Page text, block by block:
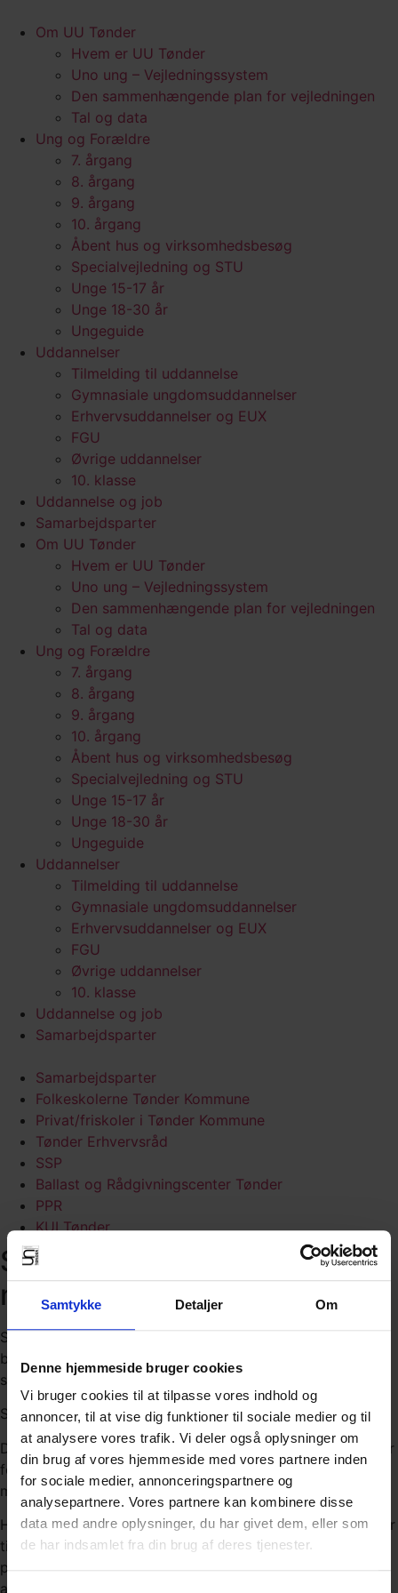
Samtykke Detaljer Om
Denne hjemmeside bruger cookies
Vi bruger cookies til at tilpasse vores indhold og
annoncer, til at vise dig funktioner til sociale medier og til
at analysere vores trafik. Vi deler også oplysninger om
din brug af vores hjemmeside med vores partnere inden
for sociale medier, annonceringspartnere og
analysepartnere. Vores partnere kan kombinere disse
data med andre oplysninger, du har givet dem, eller som
de har indsamlet fra din brug af deres tjenester.
Om UU Tønder
Hvem er UU Tønder
Uno ung – Vejledningssystem
Den sammenhængende plan for vejledningen
Tal og data
Ung og Forældre
7. årgang
8. årgang
9. årgang
10. årgang
Åbent hus og virksomhedsbesøg
Specialvejledning og STU
Unge 15-17 år
Unge 18-30 år
Ungeguide
Uddannelser
Tilmelding til uddannelse
Gymnasiale ungdomsuddannelser
Erhvervsuddannelser og EUX
FGU
Øvrige uddannelser
10. klasse
Uddannelse og job
Samarbejdsparter
Om UU Tønder
Hvem er UU Tønder
Uno ung – Vejledningssystem
Den sammenhængende plan for vejledningen
Tal og data
Ung og Forældre
7. årgang
8. årgang
9. årgang
10. årgang
Åbent hus og virksomhedsbesøg
Specialvejledning og STU
Unge 15-17 år
Unge 18-30 år
Ungeguide
Uddannelser
Tilmelding til uddannelse
Gymnasiale ungdomsuddannelser
Erhvervsuddannelser og EUX
FGU
Øvrige uddannelser
10. klasse
Uddannelse og job
Samarbejdsparter
Samarbejdsparter
Folkeskolerne Tønder Kommune
Privat/friskoler i Tønder Kommune
Tønder Erhvervsråd
SSP
Ballast og Rådgivningscenter Tønder
PPR
KUI Tønder
SSP, Skole, Sociale
myndigheder og Politi
SSP er et samarbejde, der skal sikre, at alle får et godt
børne- og ungdomsliv. Meget af vores arbejde består i at
sikre en god trivsel for børn og unge.
SSP er organiseret under Tønder Ungdomsskole.
Det vil sige, at SSP er til for at sikre de bedst mulige vilkår
for børn og unge i et godt netværk uden kriminalitet,
misbrug og mistrivsel.
Hvad kan SSP bruges til? SSP-koordinatorerne er altid klar
til at hjælpe dig, hvad enten du er elev, forældre,
pårørende, eller fagperson. Alle kan kontakte os – også
anonymt.